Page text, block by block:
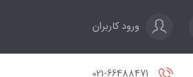
ورود کاربران